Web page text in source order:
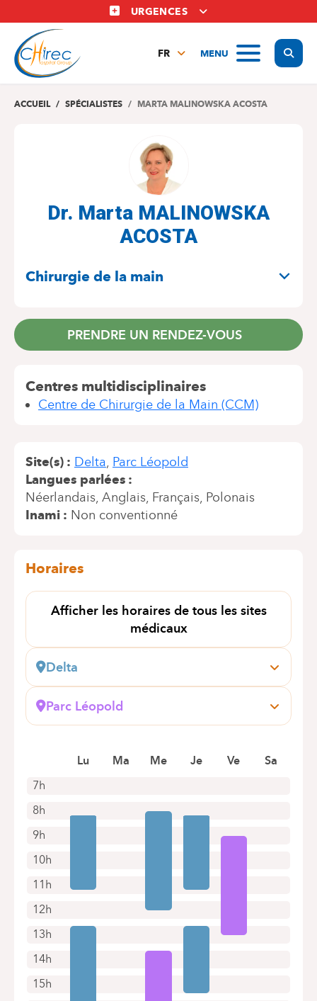
au
contenu
principal
URGENCES
MENU
FR
EN
ACCUEIL SPÉCIALISTES MARTA MALINOWSKA ACOSTA
Dr. Marta MALINOWSKA
ACOSTA
Chirurgie de la main
PRENDRE UN RENDEZ-VOUS
Centres multidisciplinaires
Centre de Chirurgie de la Main (CCM)
Site(s) Delta Parc Léopold
Langues parlées
Néerlandais Anglais Français Polonais
Inami
Non conventionné
Horaires
Afficher les horaires de tous les sites
médicaux
Delta
Boulevard du Triomphe, 201
1160 Auderghem
Parc Léopold
Rue du Trône, 100
Prendre rendez-vous en ligne
7h
8h
9h
10h
11h
12h
13h
14h
15h
Lu Ma Me Je Ve Sa